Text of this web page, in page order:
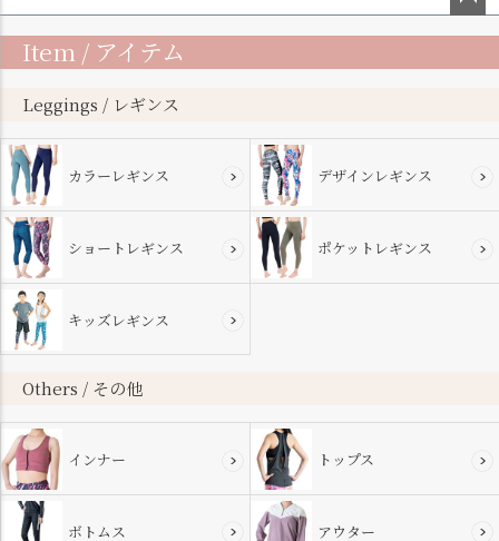
ップ
Item / アイテム
Leggings / レギンス
カラーレギンス デザインレギンス
ショートレギンス ポケットレギンス
キッズレギンス
Others / その他
インナー トップス
ボトムス アウター